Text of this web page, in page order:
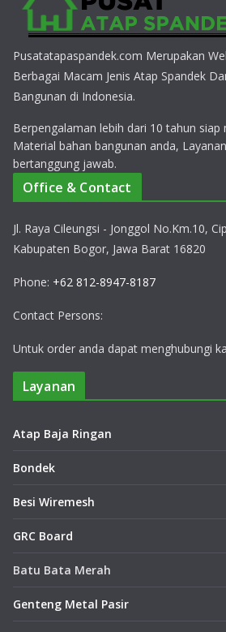
Pusatatapaspandek.com Merupakan
Berbagai Macam Jenis Atap Spandek
Bangunan di Indonesia.
Berpengalaman lebih dari 10 tahun siap
Material bahan bangunan anda,
bertanggung jawab.
Office & Contact
Jl. Raya Cileungsi - Jonggol No.Km.10,
Kabupaten Bogor, Jawa Barat 16820
Phone: +62 812-8947-8187
Contact Persons:
Untuk order anda dapat menghubungi
Layanan
Atap Baja Ringan
Bondek
Besi Wiremesh
GRC Board
Batu Bata Merah
Genteng Metal Pasir